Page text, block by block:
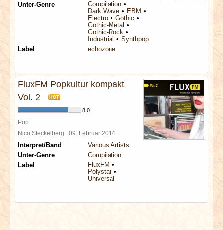
Unter-Genre
Compilation
Dark Wave
EBM
Electro
Gothic
Gothic-Metal
Gothic-Rock
Industrial
Synthpop
Label
echozone
FluxFM Popkultur kompakt
Vol. 2
HOT
8,0
Pop
Nico Steckelberg 09. Februar 2014
Interpret/Band
Various Artists
Unter-Genre
Compilation
Label
FluxFM
Polystar
Universal